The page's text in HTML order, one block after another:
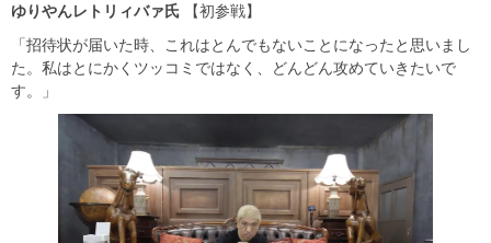
ゆりやんレトリィバァ氏 【初参戦】
「招待状が届いた時、これはとんでもないことになったと思いまし
た。私はとにかくツッコミではなく、どんどん攻めていきたいで
す。」